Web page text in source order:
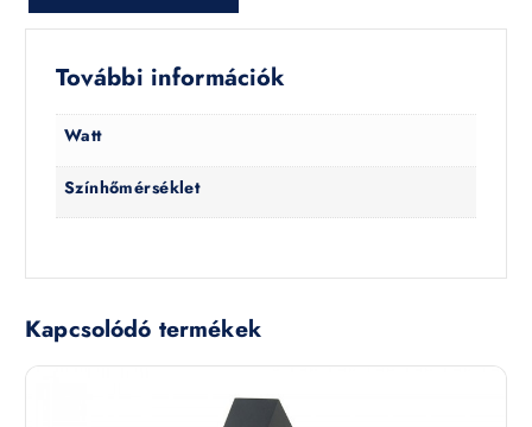
További információk
Watt
Színhőmérséklet
Kapcsolódó termékek